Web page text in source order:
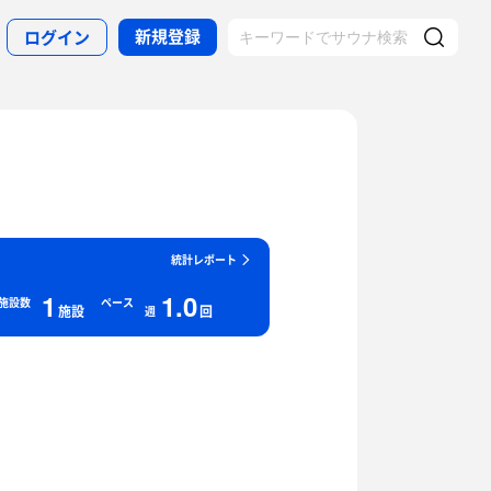
ログイン 新規登録
統計レポート
設数 1 施設 ペース
週 1.0回